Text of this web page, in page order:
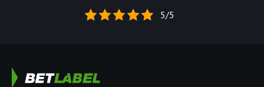
5/5